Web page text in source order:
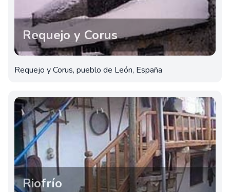
Requejo y Corus
Requejo y Corus, pueblo de León, España
Riofrío